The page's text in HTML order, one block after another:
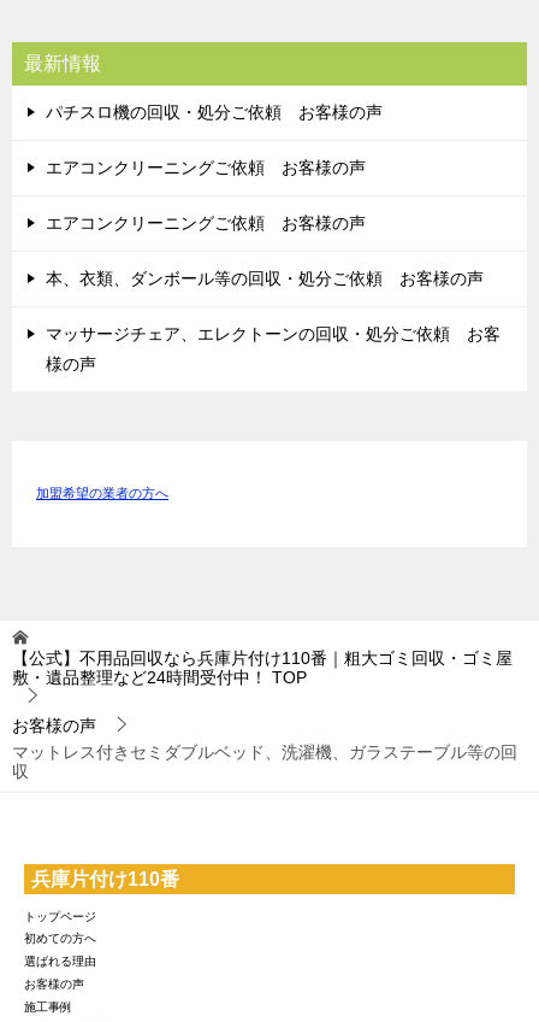
最新情報
パチスロ機の回収・処分ご依頼 お客様の声
エアコンクリーニングご依頼 お客様の声
エアコンクリーニングご依頼 お客様の声
本、衣類、ダンボール等の回収・処分ご依頼 お客様の声
マッサージチェア、エレクトーンの回収・処分ご依頼 お客
様の声
加盟希望の業者の方へ
【公式】不用品回収なら兵庫片付け110番｜粗大ゴミ回収・ゴミ屋
敷・遺品整理など24時間受付中！
TOP
お客様の声
マットレス付きセミダブルベッド、洗濯機、ガラステーブル等の回
収
兵庫片付け110番
トップページ
初めての方へ
選ばれる理由
お客様の声
施工事例